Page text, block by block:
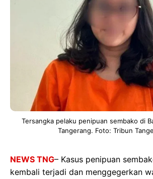
Tersangka pelaku penipuan sembako di
Tangerang. Foto: Tribun
NEWS TNG– Kasus penipuan
kembali terjadi dan menggegerkan